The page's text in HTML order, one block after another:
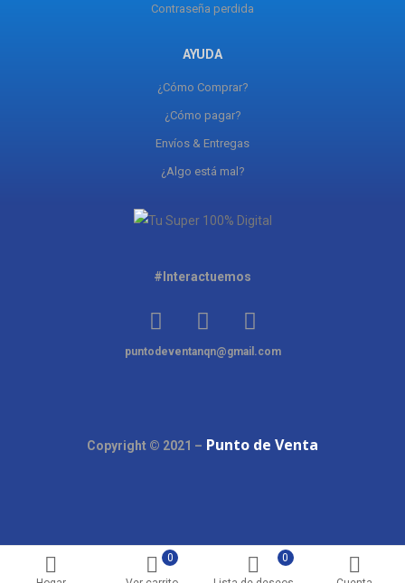
0
0
Contraseña perdida
AYUDA
¿Cómo Comprar?
¿Cómo pagar?
Envíos & Entregas
¿Algo está mal?
#Interactuemos
puntodeventanqn@gmail.com
Copyright © 2021 – Punto de Venta